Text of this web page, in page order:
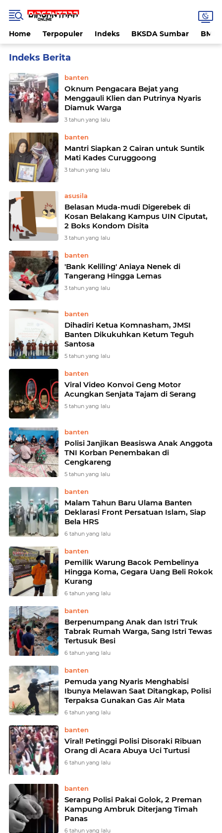
Home Terpopuler Indeks BKSDA Sumbar
banten
Oknum Pengacara Bejat yang
Menggauli Klien dan Putrinya Nyaris
Diamuk Warga
3 tahun yang lalu
banten
Mantri Siapkan 2 Cairan untuk Suntik
Mati Kades Curuggoong
3 tahun yang lalu
asusila
Belasan Muda-mudi Digerebek di
Kosan Belakang Kampus UIN Ciputat,
2 Boks Kondom Disita
3 tahun yang lalu
banten
'Bank Keliling' Aniaya Nenek di
Tangerang Hingga Lemas
3 tahun yang lalu
banten
Dihadiri Ketua Komnasham, JMSI
Banten Dikukuhkan Ketum Teguh
Santosa
5 tahun yang lalu
banten
Viral Video Konvoi Geng Motor
Acungkan Senjata Tajam di Serang
5 tahun yang lalu
banten
Polisi Janjikan Beasiswa Anak Anggota
TNI Korban Penembakan di
Cengkareng
5 tahun yang lalu
banten
Malam Tahun Baru Ulama Banten
Deklarasi Front Persatuan Islam, Siap
Bela HRS
6 tahun yang lalu
banten
Pemilik Warung Bacok Pembelinya
Hingga Koma, Gegara Uang Beli Rokok
Kurang
6 tahun yang lalu
banten
Berpenumpang Anak dan Istri Truk
Tabrak Rumah Warga, Sang Istri Tewas
Tertusuk Besi
6 tahun yang lalu
banten
Pemuda yang Nyaris Menghabisi
Ibunya Melawan Saat Ditangkap, Polisi
Terpaksa Gunakan Gas Air Mata
6 tahun yang lalu
banten
Viral! Petinggi Polisi Disoraki Ribuan
Orang di Acara Abuya Uci Turtusi
6 tahun yang lalu
banten
Serang Polisi Pakai Golok, 2 Preman
Kampung Ambruk Diterjang Timah
Panas
6 tahun yang lalu